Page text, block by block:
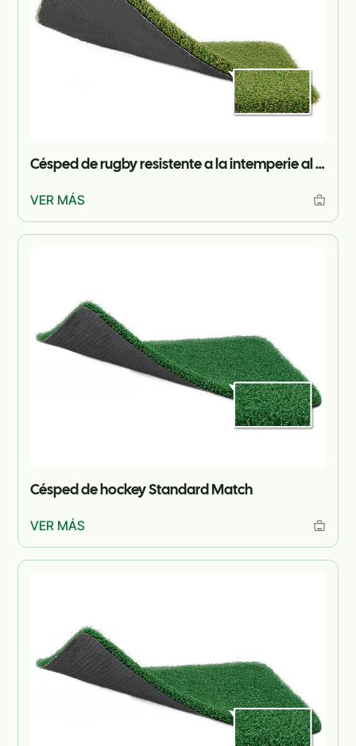
Césped de rugby resistente a la intemperie al aire libre
VER MÁS
Césped de hockey Standard Match
VER MÁS